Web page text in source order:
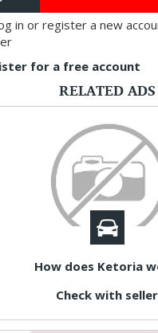
in or register a new
for a free account
RELATED ADS
How does Ketoria
Check with seller